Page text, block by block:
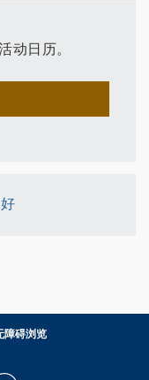
动日历。
障碍浏览